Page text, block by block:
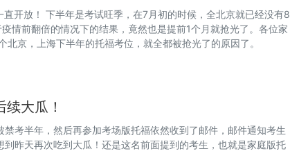
开放！ 下半年是考试旺季，在7月初的时候，全北京就已经没有8
情前翻倍的情况下的结果，竟然也是提前1个月就抢光了。各位家
京，上海下半年的托福考位，就全都被抢光了的原因了。
大瓜！
考半年，然后再参加考场版托福依然收到了邮件，邮件通知考生
昨天再次吃到大瓜！还是这名前面提到的考生，也就是家庭版托